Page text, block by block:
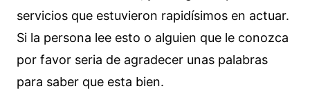
servicios que estuvieron rapidísimos en actuar.
Si la persona lee esto o alguien que le conozca
por favor seria de agradecer unas palabras
para saber que esta bien.